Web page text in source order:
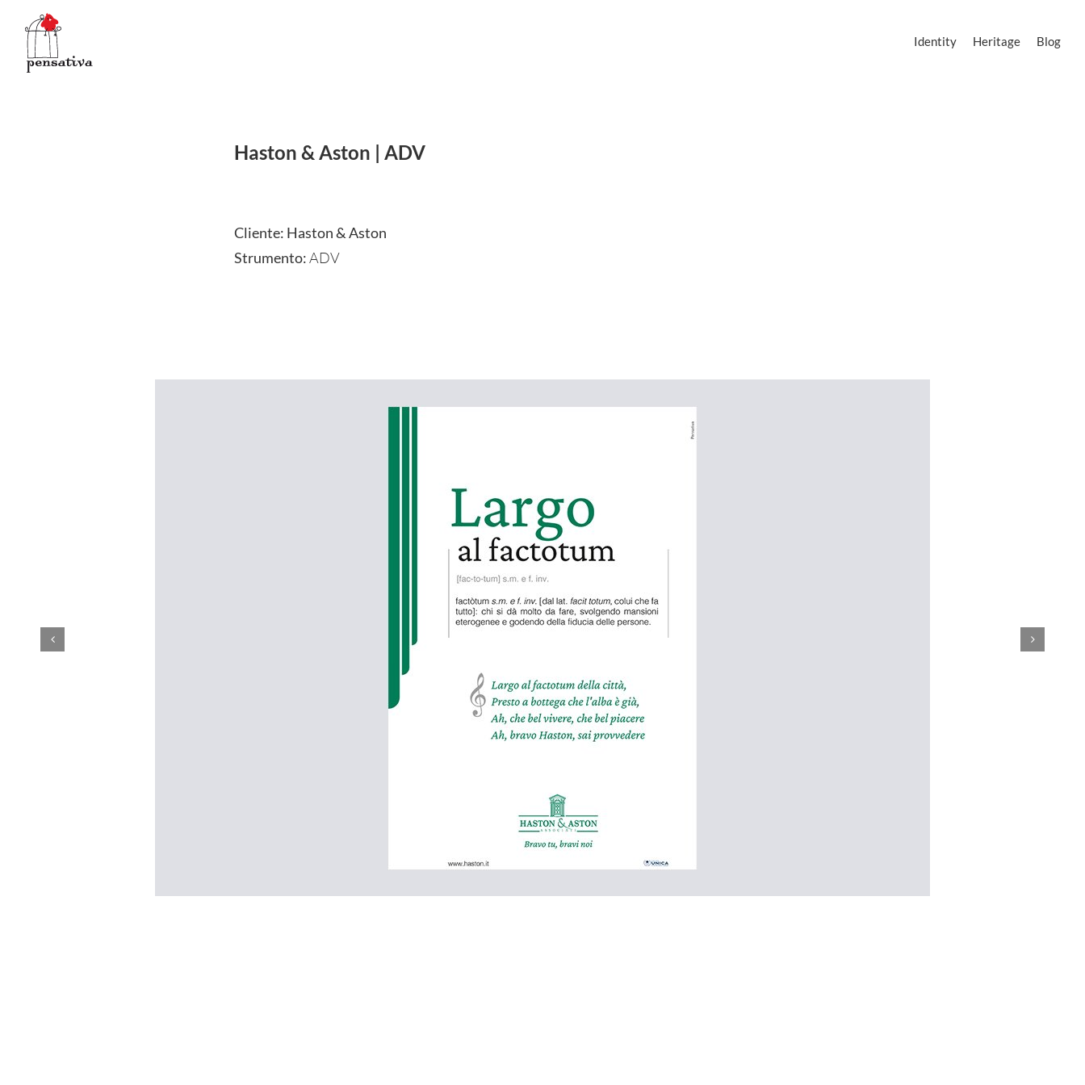
contenuto
Identity Heritage Blog
Haston & Aston | ADV
Cliente: Haston & Aston
Strumento:ADV